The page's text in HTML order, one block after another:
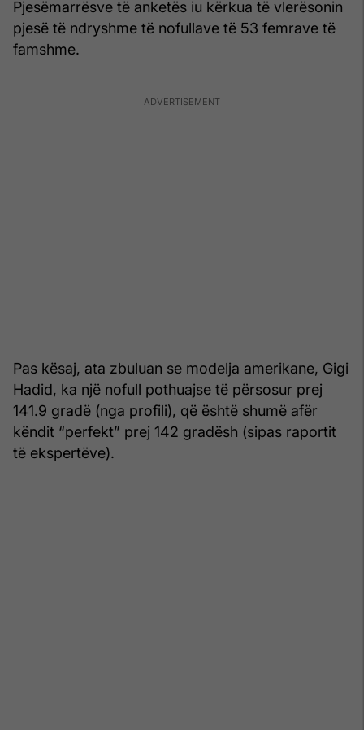
Pjesëmarrësve të anketës iu kërkua të vlerësonin
pjesë të ndryshme të nofullave të 53 femrave të
famshme.
Pas kësaj, ata zbuluan se modelja amerikane, Gigi
Hadid, ka një nofull pothuajse të përsosur prej
141.9 gradë (nga profili), që është shumë afër
këndit “perfekt” prej 142 gradësh (sipas raportit
të ekspertëve).